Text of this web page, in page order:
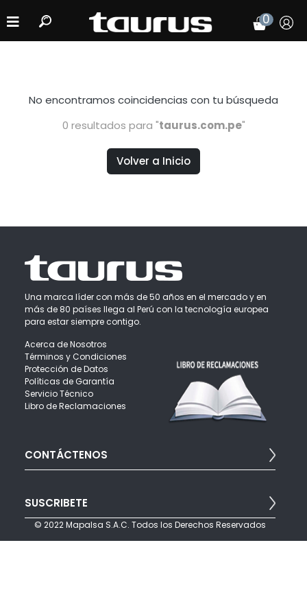
0
No encontramos coincidencias con tu búsqueda
0 resultados para "taurus.com.pe"
Volver a Inicio
Una marca líder con más de 50 años en el mercado y en
más de 80 países llega al Perú con la tecnología europea
para estar siempre contigo.
Acerca de Nosotros
Términos y Condiciones
Protección de Datos
Políticas de Garantía
Servicio Técnico
Libro de Reclamaciones
CONTÁCTENOS
info@mapalsa.com
Teléfonos: (511) 421 6047 opción 4
Javier Prado Este 560 - San Isidro - Lima Perú
SUSCRIBETE
© 2022 Mapalsa S.A.C. Todos los Derechos Reservados